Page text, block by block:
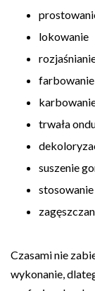
lokowanie
farbowanie
trwała
suszenie
Czasami nie
wykonanie,